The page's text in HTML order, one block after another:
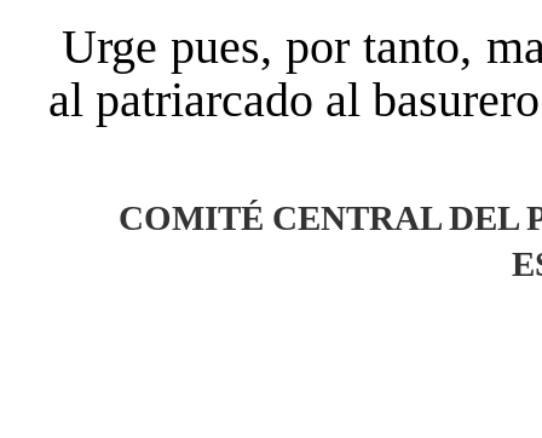
Urge pues, por tanto,
al patriarcado al
COMITÉ CENTRAL DEL